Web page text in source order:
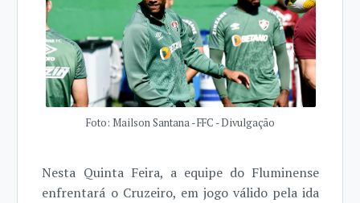
Foto: Mailson Santana - FFC - Divulgação
Nesta Quinta Feira, a equipe do Fluminense
enfrentará o Cruzeiro, em jogo válido pela ida